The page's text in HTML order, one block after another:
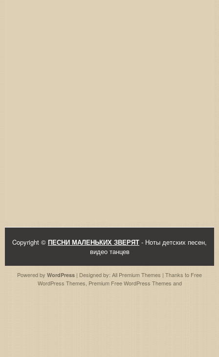
Copyright © ПЕСНИ МАЛЕНЬКИХ ЗВЕРЯТ - Ноты детских песен,
видео танцев
Powered by WordPress | Designed by: All Premium Themes | Thanks to Free
WordPress Themes Premium Free WordPress Themes and